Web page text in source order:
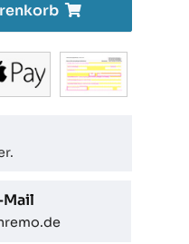
Mail